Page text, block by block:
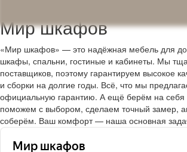
Мир шкафов
«Мир шкафов» — это надёжная мебель для
шкафы, спальни, гостиные и кабинеты. Мы
поставщиков, поэтому гарантируем высокое
и сборки на долгие годы. Всё, что мы
официальную гарантию. А ещё берём на себя
поможем с выбором, сделаем точный замер,
соберём. Ваш комфорт — наша основная